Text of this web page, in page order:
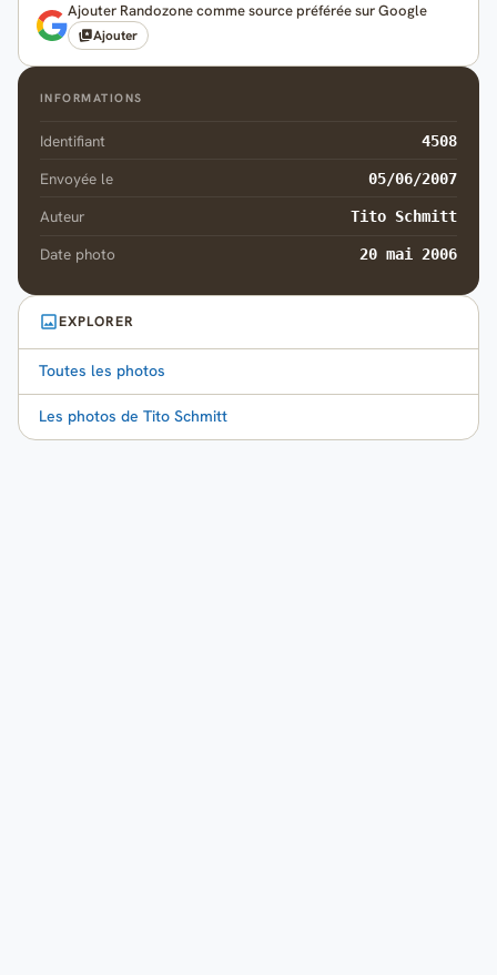
Ajouter Randozone comme source préférée sur Google
Ajouter
INFORMATIONS
Identifiant 4508
Envoyée le 05/06/2007
Auteur Tito Schmitt
Date photo 20 mai 2006
EXPLORER
Toutes les photos
Les photos de Tito Schmitt